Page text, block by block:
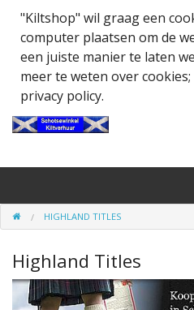
"Kiltshop" wil graag een
computer plaatsen om de
een juiste manier te laten
meer te weten over cookies;
privacy policy.
Accessoires
Doedelzakspeler
Eten en Drinken
HIGHLAND TITLES
Highland Titles